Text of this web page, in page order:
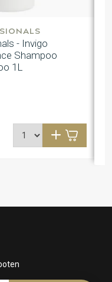
- Invigo
Shampoo
1L